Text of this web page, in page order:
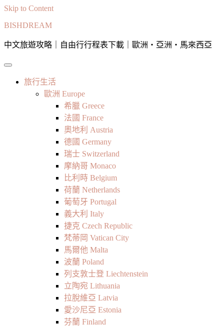
Skip to Content
BISHDREAM
中文旅遊攻略｜自由行行程表下載｜歐洲・亞洲・馬來西亞
旅行生活
歐洲 Europe
希臘 Greece
法國 France
奧地利 Austria
德國 Germany
瑞士 Switzerland
摩納哥 Monaco
比利時 Belgium
荷蘭 Netherlands
葡萄牙 Portugal
義大利 Italy
捷克 Czech Republic
梵蒂岡 Vatican City
馬爾他 Malta
波蘭 Poland
列支敦士登 Liechtenstein
立陶宛 Lithuania
拉脫維亞 Latvia
愛沙尼亞 Estonia
芬蘭 Finland